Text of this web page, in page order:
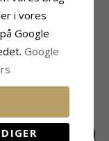
i vores
Google
Google